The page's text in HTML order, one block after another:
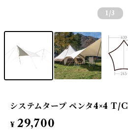
1 /3
システムタープ ペンタ4×4 T/C
¥ 29,700